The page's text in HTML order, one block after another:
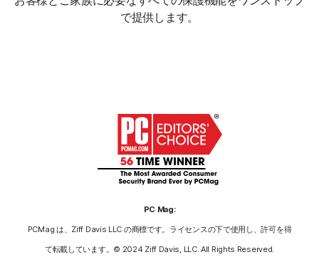
で提供します。
PC Mag:
PCMag は、Ziff Davis LLC の商標です。ライセンスの下で使用し、許可を得
て転載しています。© 2024 Ziff Davis, LLC. All Rights Reserved.